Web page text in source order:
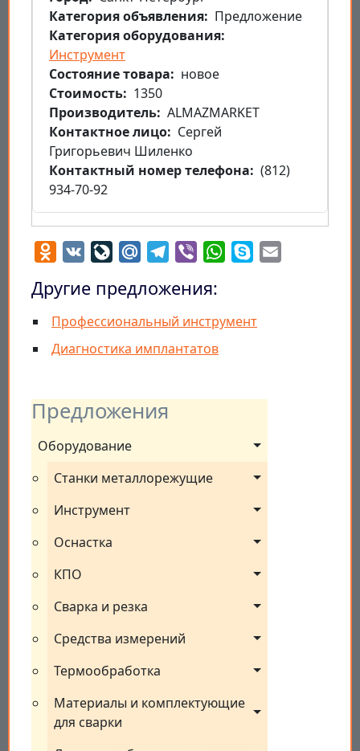
Предложения
Оборудование
Станки металлорежущие
Инструмент
Оснастка
КПО
Сварка и резка
Средства измерений
Термообработка
Материалы и комплектующие
для сварки
Категория объявления
Предложение
Категория оборудования
Инструмент
Состояние товара
новое
Стоимость
1350
Производитель ALMAZMARKET
Контактное лицо
Сергей
Григорьевич Шиленко
Контактный номер телефона
(812)
934-70-92
Odnoklassniki
VK LiveJournal
Mail.RuTelegram
Viber WhatsApp
Skype
Другие предложения:
Профессиональный инструмент
Диагностика имплантатов